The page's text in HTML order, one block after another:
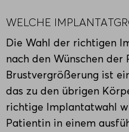
WELCHE
Die Wahl der richtigen
nach den Wünschen
Brustvergrößerung ist
das zu den übrigen
richtige Implantatwahl
Patientin in einem